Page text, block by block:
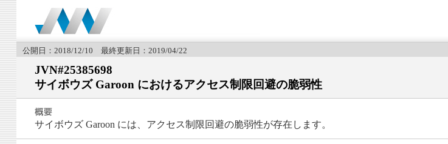
公開日：2018/12/10 最終更新日：2019/04/22
JVN#25385698
サイボウズ Garoon におけるアクセス制限回避の脆弱性
サイボウズ Garoon には、アクセス制限回避の脆弱性が存在します。